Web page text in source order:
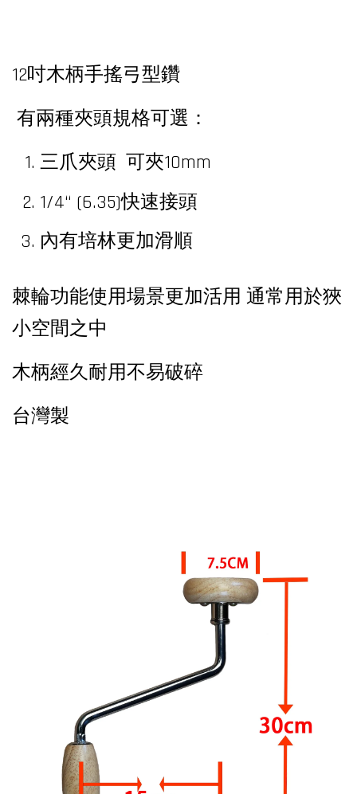
12吋木柄手搖弓型鑽
有兩種夾頭規格可選：
三爪夾頭 可夾10mm
1/4“ (6.35)快速接頭
內有培林更加滑順
棘輪功能使用場景更加活用 通常用於狹
小空間之中
木柄經久耐用不易破碎
台灣製